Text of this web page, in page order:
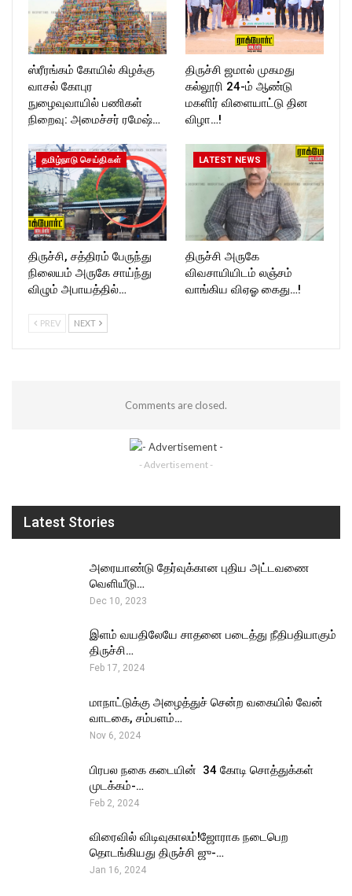
ஸ்ரீரங்கம் கோயில் கிழக்கு
வாசல் கோபுர
நுழைவுவாயில் பணிகள்
நிறைவு: அமைச்சர் ரமேஷ்…
திருச்சி ஜமால் முகமது
கல்லூரி 24-ம் ஆண்டு
மகளிர் விளையாட்டு தின
விழா…!
தமிழ்நாடு செய்திகள்
திருச்சி, சத்திரம் பேருந்து
நிலையம் அருகே சாய்ந்து
விழும் அபாயத்தில்…
LATEST NEWS
திருச்சி அருகே
விவசாயியிடம் லஞ்சம்
வாங்கிய விஏஓ கைது…!
PREV NEXT
Comments are closed.
- Advertisement -
Latest Stories
அரையாண்டு தேர்வுக்கான புதிய அட்டவணை
வெளியீடு…
Dec 10, 2023
இளம் வயதிலேயே சாதனை படைத்து நீதிபதியாகும்
திருச்சி…
Feb 17, 2024
மாநாட்டுக்கு அழைத்துச் சென்ற வகையில் வேன்
வாடகை, சம்பளம்…
Nov 6, 2024
பிரபல நகை கடையின் ₹ 34 கோடி சொத்துக்கள்
முடக்கம்-…
Feb 2, 2024
விரைவில் விடிவுகாலம்!ஜோராக நடைபெற
தொடங்கியது திருச்சி ஜு-…
Jan 16, 2024